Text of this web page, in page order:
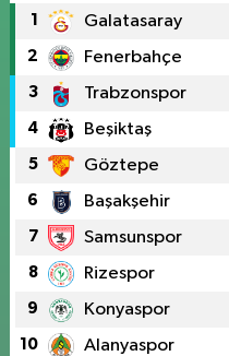
1 Galatasaray
2 Fenerbahçe
3 Trabzonspor
4 Beşiktaş
5 Göztepe
6 Başakşehir
7 Samsunspor
8 Rizespor
9 Konyaspor
10 Alanyaspor